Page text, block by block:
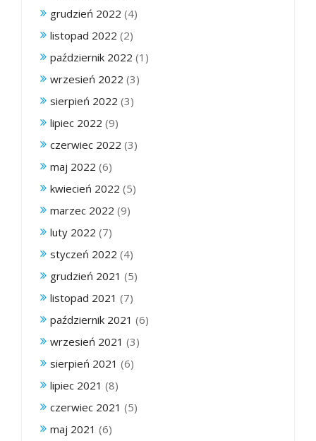
grudzień 2022 (4)
listopad 2022 (2)
październik 2022 (1)
wrzesień 2022 (3)
sierpień 2022 (3)
lipiec 2022 (9)
czerwiec 2022 (3)
maj 2022 (6)
kwiecień 2022 (5)
marzec 2022 (9)
luty 2022 (7)
styczeń 2022 (4)
grudzień 2021 (5)
listopad 2021 (7)
październik 2021 (6)
wrzesień 2021 (3)
sierpień 2021 (6)
lipiec 2021 (8)
czerwiec 2021 (5)
maj 2021 (6)